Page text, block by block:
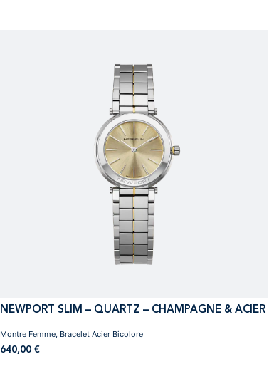
NEWPORT SLIM – QUARTZ – CHAMPAGNE & ACIER
640,00 €
Montre Femme, Bracelet Acier Bicolore